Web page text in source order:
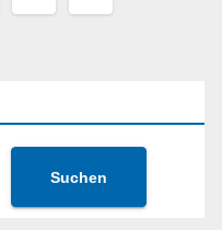
Suchen